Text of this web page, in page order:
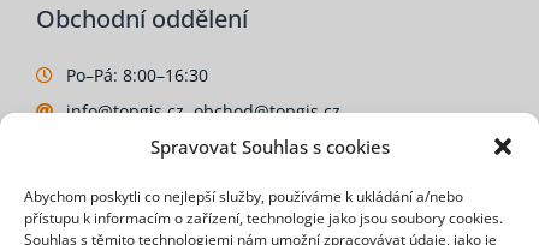
Spravovat Souhlas s cookies
Abychom poskytli co nejlepší služby, používáme k ukládání a/nebo
přístupu k informacím o zařízení, technologie jako jsou soubory cookies.
Souhlas s těmito technologiemi nám umožní zpracovávat údaje, jako je
Obchodní oddělení
Po–Pá: 8:00–16:30
info@topgis.cz, obchod@topgis.cz
+420 511 154 511